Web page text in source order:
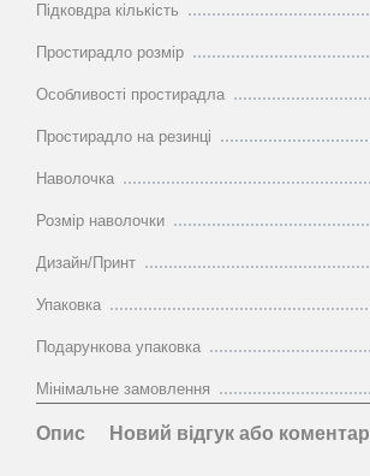
Підковдра кількість
Простирадло розмір
Особливості простирадла
Простирадло на резинці
Наволочка
Розмір наволочки
Дизайн/Принт
Упаковка
Подарункова упаковка
Мінімальне замовлення
Опис Новий відгук або коментар